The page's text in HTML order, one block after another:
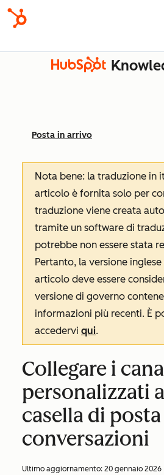
Posta in arrivo
Nota bene: la traduzione in
articolo è fornita solo per
traduzione viene creata
tramite un software di
potrebbe non essere stata
Pertanto, la versione
articolo deve essere
versione di governo
informazioni più recenti. È
accedervi qui.
Collegare i
personalizzati
casella di
conversazioni
Ultimo aggiornamento: 20 gennaio 2026